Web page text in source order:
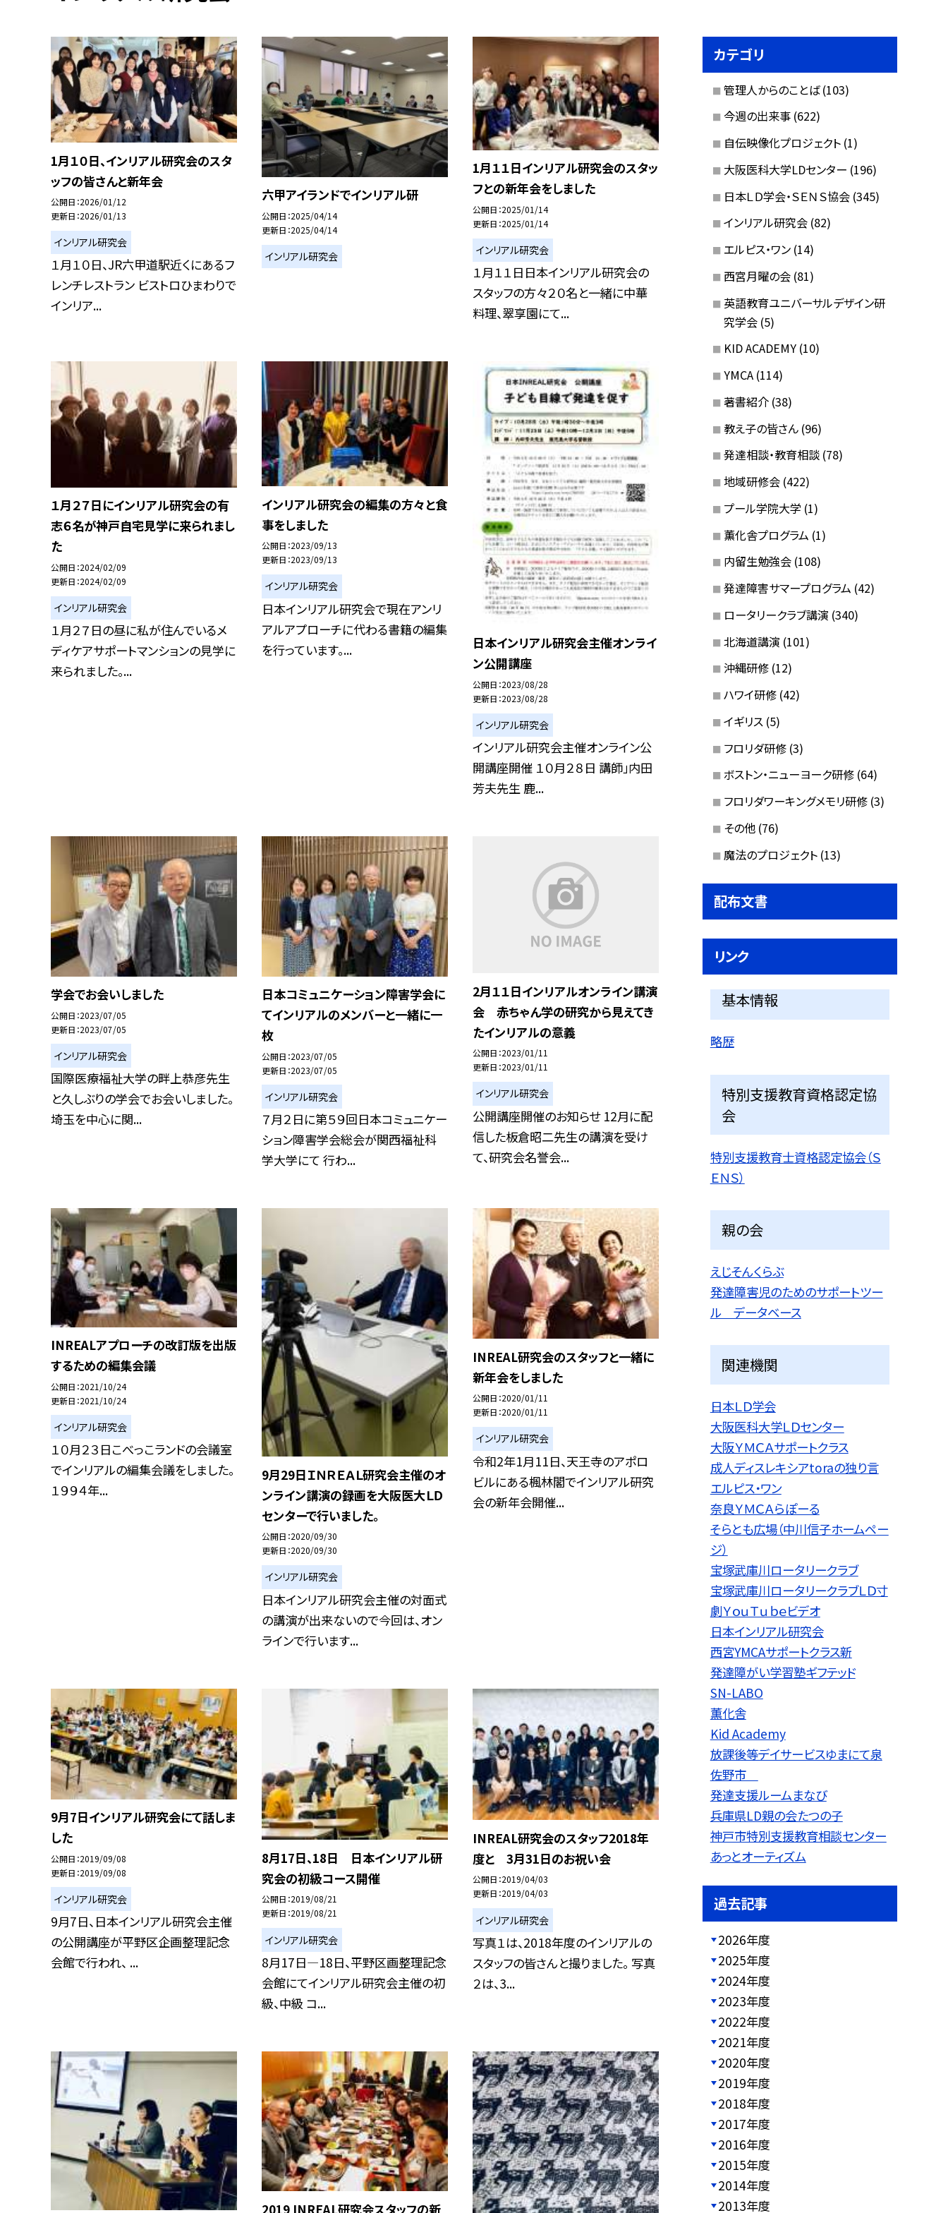
1月１０日、インリアル研究会のスタ
ッフの皆さんと新年会
公開日 2026/01/12
更新日 2026/01/13
インリアル研究会
１月１０日、JR六甲道駅近くにあるフ
レンチレストラン ビストロひまわりで
インリア...
六甲アイランドでインリアル研
公開日 2025/04/14
更新日 2025/04/14
インリアル研究会
1月１１日インリアル研究会のスタッ
フとの新年会をしました
公開日 2025/01/14
更新日 2025/01/14
インリアル研究会
１月１１日日本インリアル研究会の
スタッフの方々２０名と一緒に中華
料理、翠享園にて...
１月２７日にインリアル研究会の有
志６名が神戸自宅見学に来られまし
た
公開日 2024/02/09
更新日 2024/02/09
インリアル研究会
１月２７日の昼に私が住んでいるメ
ディケアサポートマンションの見学に
来られました。...
インリアル研究会の編集の方々と食
事をしました
公開日 2023/09/13
更新日 2023/09/13
インリアル研究会
日本インリアル研究会で現在アンリ
アルアプローチに代わる書籍の編集
を行っています。...
日本インリアル研究会主催オンライ
ン公開講座
公開日 2023/08/28
更新日 2023/08/28
インリアル研究会
インリアル研究会主催オンライン公
開講座開催 １０月２８日 講師」内田
芳夫先生 鹿...
学会でお会いしました
公開日 2023/07/05
更新日 2023/07/05
インリアル研究会
国際医療福祉大学の畔上恭彦先生
と久しぶりの学会でお会いしました。
埼玉を中心に関...
日本コミュニケーション障害学会に
てインリアルのメンバーと一緒に一
枚
公開日 2023/07/05
更新日 2023/07/05
インリアル研究会
７月２日に第５９回日本コミュニケー
ション障害学会総会が関西福祉科
学大学にて 行わ...
2月１１日インリアルオンライン講演
会 赤ちゃん学の研究から見えてき
たインリアルの意義
公開日 2023/01/11
更新日 2023/01/11
インリアル研究会
公開講座開催のお知らせ 12月に配
信した板倉昭二先生の講演を受け
て、研究会名誉会...
INREALアプローチの改訂版を出版
するための編集会議
公開日 2021/10/24
更新日 2021/10/24
インリアル研究会
１０月２３日こべっこランドの会議室
でインリアルの編集会議をしました。
１９９４年...
9月29日ＩＮＲＥＡＬ研究会主催のオ
ンライン講演の録画を大阪医大ＬＤ
センターで行いました。
公開日 2020/09/30
更新日 2020/09/30
インリアル研究会
日本インリアル研究会主催の対面式
の講演が出来ないので今回は、オン
ラインで行います...
INREAL研究会のスタッフと一緒に
新年会をしました
公開日 2020/01/11
更新日 2020/01/11
インリアル研究会
令和2年1月11日、天王寺のアポロ
ビルにある楓林閣でインリアル研究
会の新年会開催...
9月7日インリアル研究会にて話しま
した
公開日 2019/09/08
更新日 2019/09/08
インリアル研究会
9月7日、日本インリアル研究会主催
の公開講座が平野区企画整理記念
会館で行われ、 ...
8月17日、18日 日本インリアル研
究会の初級コース開催
公開日 2019/08/21
更新日 2019/08/21
インリアル研究会
8月17日—18日、平野区画整理記念
会館にてインリアル研究会主催の初
級、中級 コ...
INREAL研究会のスタッフ2018年
度と 3月31日のお祝い会
公開日 2019/04/03
更新日 2019/04/03
インリアル研究会
写真１は、2018年度のインリアルの
スタッフの皆さんと撮りました。 写真
２は、3...
2019 INREAL研究会スタッフの新
カテゴリ
管理人からのことば (103)
今週の出来事 (622)
自伝映像化プロジェクト (1)
大阪医科大学LDセンター (196)
日本ＬＤ学会・ＳＥＮＳ協会 (345)
インリアル研究会 (82)
エルピス・ワン (14)
西宮月曜の会 (81)
英語教育ユニバーサルデザイン研
究学会 (5)
KID ACADEMY (10)
YMCA (114)
著書紹介 (38)
教え子の皆さん (96)
発達相談・教育相談 (78)
地域研修会 (422)
プール学院大学 (1)
薫化舎プログラム (1)
内留生勉強会 (108)
発達障害サマープログラム (42)
ロータリークラブ講演 (340)
北海道講演 (101)
沖縄研修 (12)
ハワイ研修 (42)
イギリス (5)
フロリダ研修 (3)
ボストン・ニューヨーク研修 (64)
フロリダワーキングメモリ研修 (3)
その他 (76)
魔法のプロジェクト (13)
配布文書
リンク
基本情報
略歴
特別支援教育資格認定協
会
特別支援教育士資格認定協会（Ｓ
ＥＮＳ）
親の会
えじそんくらぶ
発達障害児のためのサポートツー
ル データベース
関連機関
日本ＬＤ学会
大阪医科大学ＬＤセンター
大阪ＹＭＣＡサポートクラス
成人ディスレキシアtoraの独り言
エルピス・ワン
奈良ＹＭＣＡらぽーる
そらとも広場（中川信子ホームペー
ジ）
宝塚武庫川ロータリークラブ
宝塚武庫川ロータリークラブＬＤ寸
劇ＹｏｕＴｕｂｅビデオ
日本インリアル研究会
西宮YMCAサポートクラス新
発達障がい学習塾ギフテッド
SN-LABO
薫化舎
Kid Academy
放課後等デイサービスゆまにて泉
佐野市
発達支援ルームまなび
兵庫県LD親の会たつの子
神戸市特別支援教育相談センター
あっとオーティズム
過去記事
2026年度
2025年度
2024年度
2023年度
2022年度
2021年度
2020年度
2019年度
2018年度
2017年度
2016年度
2015年度
2014年度
2013年度